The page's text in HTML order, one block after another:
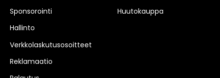
Sponsorointi
Hallinto
Verkkolaskutusosoitteet
Reklamaatio
Huutokauppa